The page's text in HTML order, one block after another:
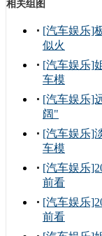
相关组图
[汽车娱乐]
似火
[汽车娱乐]
车模
[汽车娱乐]
阔"
[汽车娱乐]
车模
[汽车娱乐
前看
[汽车娱乐
前看